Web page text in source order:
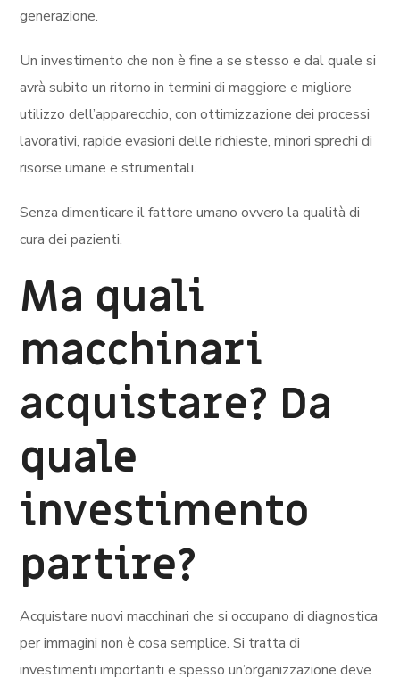
generazione.
Un investimento che non è fine a se stesso e dal quale si
avrà subito un ritorno in termini di maggiore e migliore
utilizzo dell’apparecchio, con ottimizzazione dei processi
lavorativi, rapide evasioni delle richieste, minori sprechi di
risorse umane e strumentali.
Senza dimenticare il fattore umano ovvero la qualità di
cura dei pazienti.
Ma quali
macchinari
acquistare? Da
quale
investimento
partire?
Acquistare nuovi macchinari che si occupano di diagnostica
per immagini non è cosa semplice. Si tratta di
investimenti importanti e spesso un’organizzazione deve